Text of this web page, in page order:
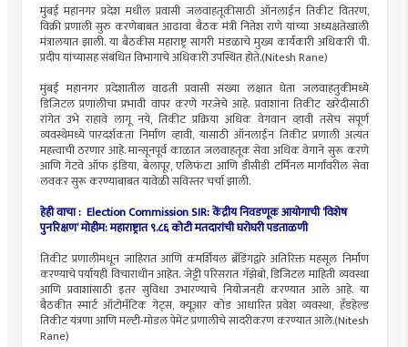
मुंबई महानगर प्रदेश मधील प्रवासी जलवाहतूकीसाठी ऑनलाईन तिकीट वितरण,
विक्री प्रणाली सुरु करणेबाबत आढावा बैठक मंत्री नितेश राणे यांच्या अध्यक्षतेखाली
मंत्रालयात झाली. या बैठकीस महाराष्ट्र सागरी मंडळाचे मुख्य कार्यकारी अधिकारी पी.
प्रदीप यांच्यासह संबंधित विभागाचे अधिकारी उपस्थित होते.(Nitesh Rane)
मुंबई महानगर प्रदेशातील वाढती प्रवासी संख्या लक्षात घेता जलवाहतुकीमध्ये
डिजिटल प्रणालीचा प्रभावी वापर करणे गरजेचे आहे. प्रवाशांना तिकीट खरेदीसाठी
रांगेत उभे राहावे लागू नये, तिकीट प्रक्रिया अधिक वेगवान व्हावी तसेच संपूर्ण
व्यवस्थेमध्ये पारदर्शकता निर्माण व्हावी, यासाठी ऑनलाईन तिकीट प्रणाली अत्यंत
महत्त्वाची ठरणार आहे. मान्सूनपूर्व काळात जलवाहतूक सेवा अधिक वेगाने सुरू करणे
आणि गेटवे ऑफ इंडिया, बेलापूर, एलिफंटा आणि डीसीडी टर्मिनल मार्गांवरील सेवा
लवकर सुरू करण्याबाबत यावेळी सविस्तर चर्चा झाली.
हेही वाचा : Election Commission SIR: केंद्रीय निवडणूक आयोगाची ‘विशेष
पुनरिक्षण’ मोहीम: महाराष्ट्रात ९.८६ कोटी मतदारांची घरोघरी पडताळणी
तिकीट प्रणालीमधून जाहिरात आणि कमर्शियल ब्रँडिंगद्वारे अतिरिक्त महसूल निर्माण
करण्याचे पर्यायही विचाराधीन आहेत. जेट्टी परिसरात गॅझेबो, डिजिटल माहिती व्यवस्था
आणि प्रवाशांसाठी इतर सुविधा उभारण्याचे नियोजनही करण्यात आले आहे. या
बैठकीत स्मार्ट ऑटोमॅटिक गेट्स, क्यूआर कोड आधारित प्रवेश व्यवस्था, हँडहेल्ड
तिकीट यंत्रणा आणि मल्टी-मोडल पेमेंट प्रणालीचे सादरीकरण करण्यात आले.(Nitesh
Rane)